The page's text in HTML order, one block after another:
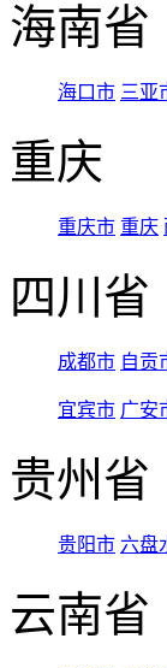
海南省
海口市 三亚
重庆
重庆市 重庆
四川省
成都市 自贡
宜宾市 广安
贵州省
贵阳市 六盘
云南省